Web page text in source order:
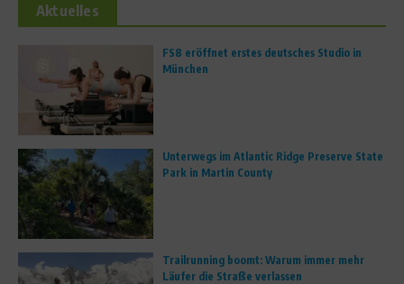
Aktuelles
FS8 eröffnet erstes deutsches Studio in
München
Unterwegs im Atlantic Ridge Preserve State
Park in Martin County
Trailrunning boomt: Warum immer mehr
Läufer die Straße verlassen